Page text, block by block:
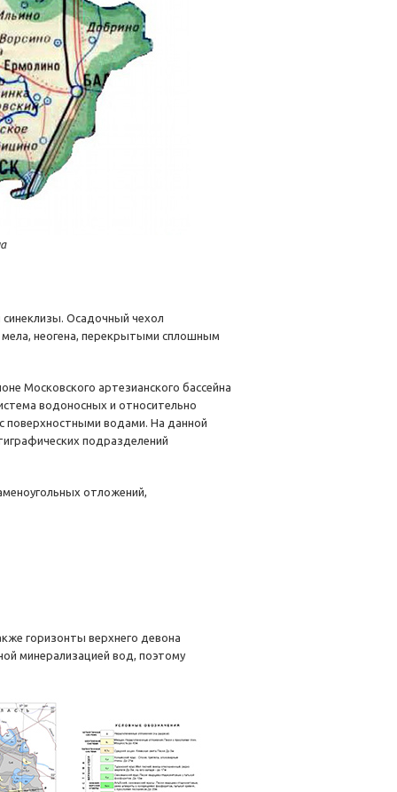
Осадочный чехол
неогена, перекрытыми сплошным
Московского артезианского бассейна
водоносных и относительно
поверхностными водами. На данной
подразделений
отложений,
горизонты верхнего девона
минерализацией вод, поэтому